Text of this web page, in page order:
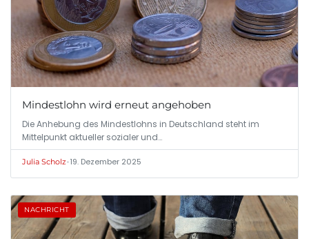
Mindestlohn wird erneut angehoben
Die Anhebung des Mindestlohns in Deutschland steht im
Mittelpunkt aktueller sozialer und…
Julia Scholz•19. Dezember 2025
NACHRICHT